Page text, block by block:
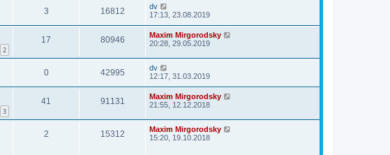
3 16812
dv
17:13, 23.08.2019
2
17 80946
Maxim Mirgorodsky
20:28, 29.05.2019
0 42995
dv
12:17, 31.03.2019
3
41 91131
Maxim Mirgorodsky
21:55, 12.12.2018
2 15312
Maxim Mirgorodsky
15:20, 19.10.2018